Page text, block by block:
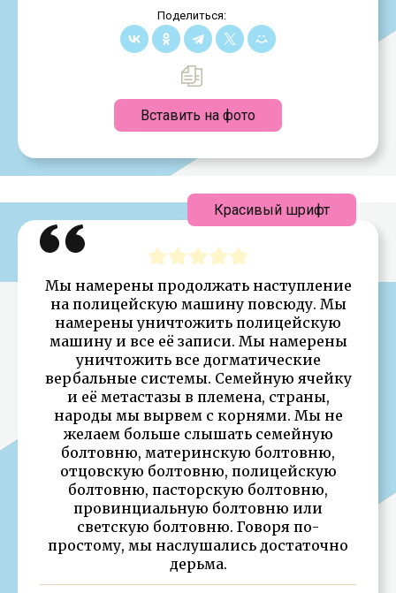
Поделиться:
Вставить на фото
Мы намерены продолжать наступление
на полицейскую машину повсюду. Мы
намерены уничтожить полицейскую
машину и все её записи. Мы намерены
уничтожить все догматические
вербальные системы. Семейную ячейку
и её метастазы в племена, страны,
народы мы вырвем с корнями. Мы не
желаем больше слышать семейную
болтовню, материнскую болтовню,
отцовскую болтовню, полицейскую
болтовню, пасторскую болтовню,
провинциальную болтовню или
светскую болтовню. Говоря по-
простому, мы наслушались достаточно
дерьма.
Красивый шрифт